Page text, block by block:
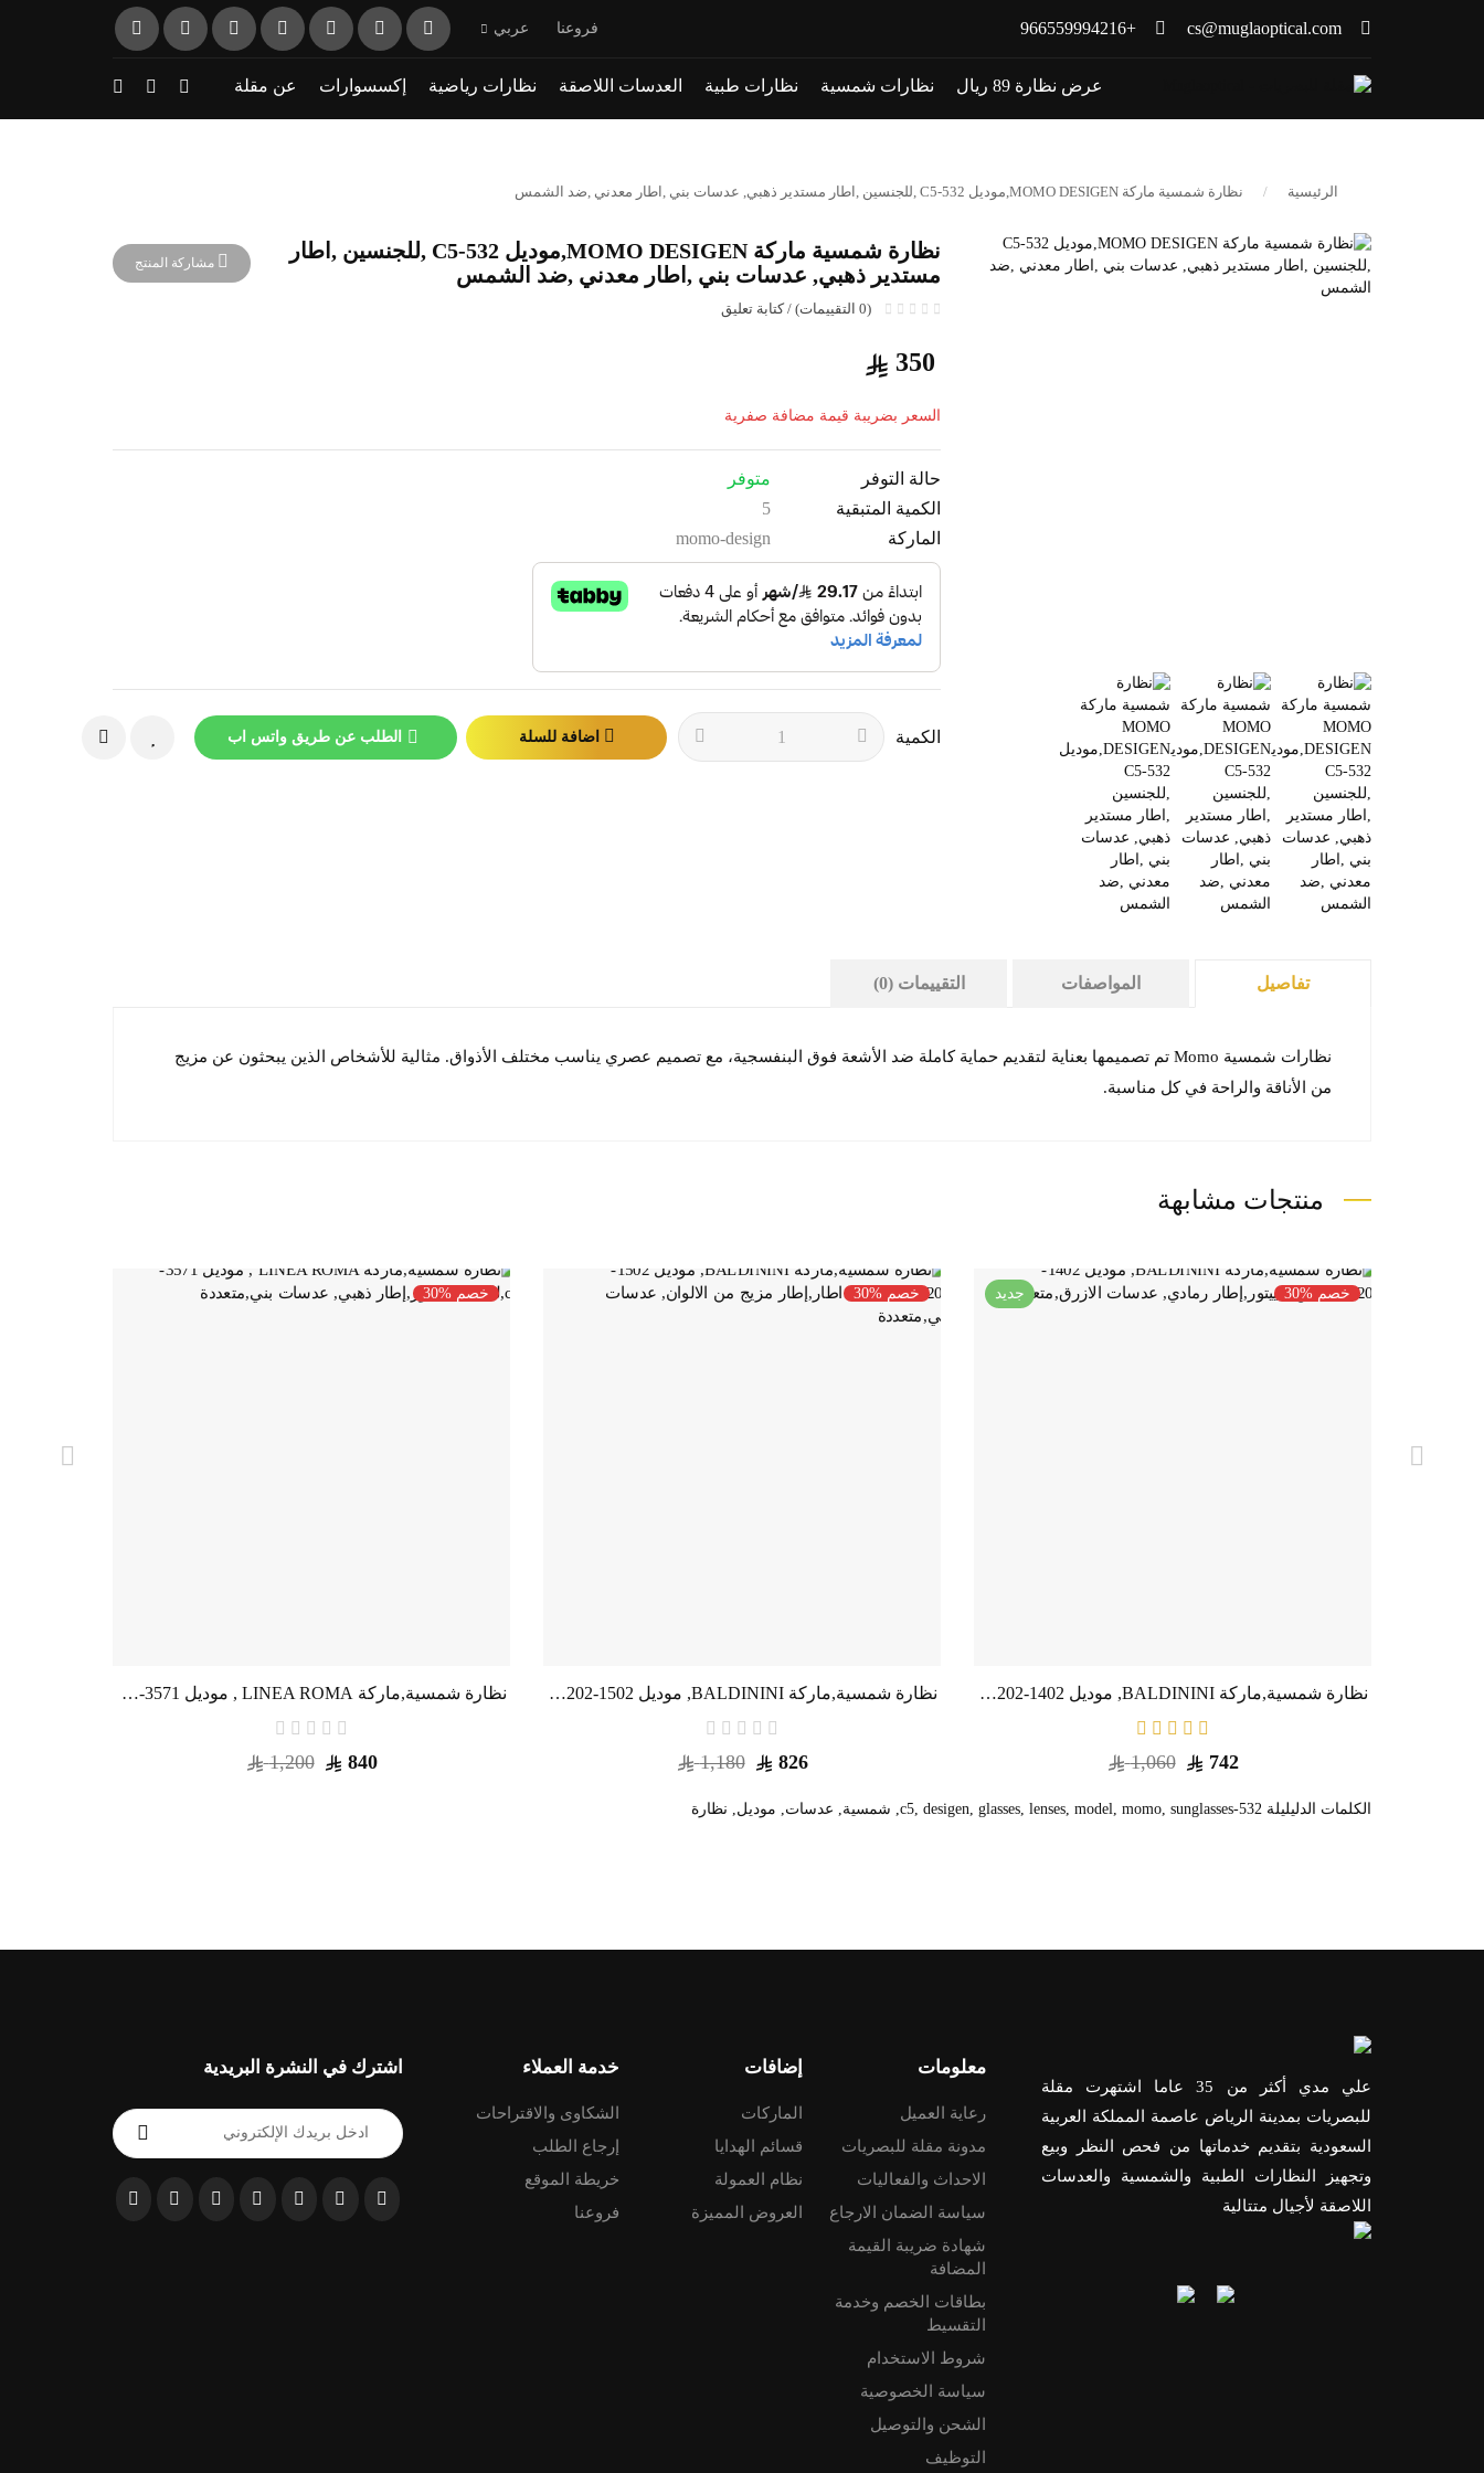
cs@muglaoptical.com
+966559994216 فروعنا عربي
عرض نظارة 89 ريال نظارات شمسية نظارات طبية العدسات اللاصقة نظارات رياضية إكسسوارات عن مقلة
الرئيسية نظارة شمسية ماركة MOMO DESIGEN,موديل 532-C5 ,للجنسين ,اطار مستدير ذهبي, عدسات بني ,اطار معدني ,ضد الشمس
نظارة شمسية ماركة MOMO DESIGEN,موديل 532-C5 ,للجنسين ,اطار
مستدير ذهبي, عدسات بني ,اطار معدني ,ضد الشمس
مشاركة المنتج
(0 التقييمات) / كتابة تعليق
350
السعر بضريبة قيمة مضافة صفرية
حالة التوفر
متوفر
الكمية المتبقية
الماركة
momo-design
الكمية الطلب عن طريق واتس اب
تفاصيل المواصفات التقييمات (0)
نظارات شمسية Momo تم تصميمها بعناية لتقديم حماية كاملة ضد الأشعة فوق البنفسجية، مع تصميم عصري يناسب مختلف الأذواق. مثالية للأشخاص الذين يبحثون عن مزيج
من الأناقة والراحة في كل مناسبة.
منتجات مشابهة
جديد خصم %30
نظارة شمسية,ماركة BALDININI, موديل 1402-202,للجنسين,افييتور,إطار رمادي, عدسات الازرق,متعددة
742
1,060
خصم %30
نظارة شمسية,ماركة BALDININI, موديل 1502-202,للنساء,شبه اطار,إطار مزيج من الالوان, عدسات بني,متعددة
826
1,180
خصم %30
نظارة شمسية,ماركة LINEA ROMA , موديل 3571-c3,للنساء,افييتور,إطار ذهبي, عدسات بني,متعددة
840
1,200
الكلمات الدليليلة 532-c5
desigen glasses lenses model momo sunglasses شمسية عدسات موديل نظارة
علي مدي أكثر من 35 عاما اشتهرت مقلة
للبصريات بمدينة الرياض عاصمة المملكة العربية
السعودية بتقديم خدماتها من فحص النظر وبيع
وتجهيز النظارات الطبية والشمسية والعدسات
اللاصقة لأجيال متتالية
معلومات
رعاية العميل
مدونة مقلة للبصريات
الاحداث والفعاليات
سياسة الضمان الارجاع
شهادة ضريبة القيمة
المضافة
بطاقات الخصم وخدمة
التقسيط
شروط الاستخدام
سياسة الخصوصية
الشحن والتوصيل
التوظيف
إضافات
الماركات
قسائم الهدايا
نظام العمولة
العروض المميزة
خدمة العملاء
الشكاوى والاقتراحات
إرجاع الطلب
خريطة الموقع
فروعنا
اشترك في النشرة البريدية